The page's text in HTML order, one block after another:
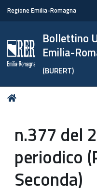
Regione Emilia-Romagna
Bollettino
Emilia-
(BURERT)
Tu
n.377 del
periodico
Seconda)